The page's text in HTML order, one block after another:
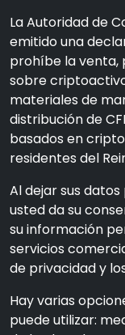
La Autoridad de
emitido una
prohíbe la venta,
sobre
materiales de
distribución de
basados en
residentes del
Al dejar sus
usted da su
su información
servicios
de privacidad y
Hay varias
puede utilizar: